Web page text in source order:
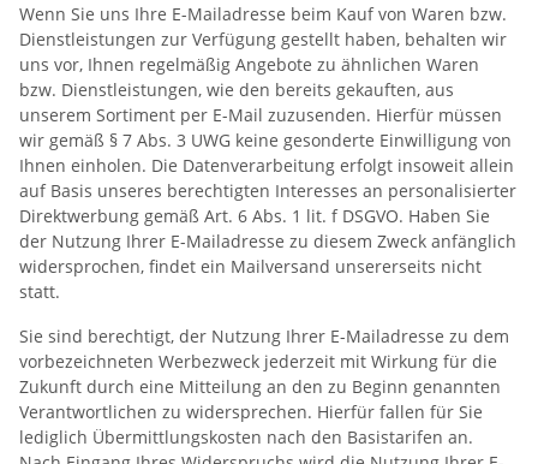
Wenn Sie uns Ihre E-Mailadresse beim Kauf von Waren bzw.
Dienstleistungen zur Verfügung gestellt haben, behalten wir
uns vor, Ihnen regelmäßig Angebote zu ähnlichen Waren
bzw. Dienstleistungen, wie den bereits gekauften, aus
unserem Sortiment per E-Mail zuzusenden. Hierfür müssen
wir gemäß § 7 Abs. 3 UWG keine gesonderte Einwilligung von
Ihnen einholen. Die Datenverarbeitung erfolgt insoweit allein
auf Basis unseres berechtigten Interesses an personalisierter
Direktwerbung gemäß Art. 6 Abs. 1 lit. f DSGVO. Haben Sie
der Nutzung Ihrer E-Mailadresse zu diesem Zweck anfänglich
widersprochen, findet ein Mailversand unsererseits nicht
statt.
Sie sind berechtigt, der Nutzung Ihrer E-Mailadresse zu dem
vorbezeichneten Werbezweck jederzeit mit Wirkung für die
Zukunft durch eine Mitteilung an den zu Beginn genannten
Verantwortlichen zu widersprechen. Hierfür fallen für Sie
lediglich Übermittlungskosten nach den Basistarifen an.